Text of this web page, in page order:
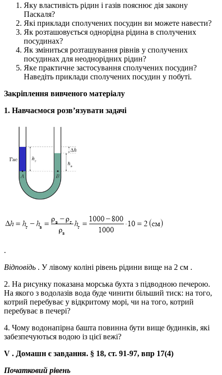
Яку властивість рідин і газів пояснює дія закону
Паскаля?
Які приклади сполучених посудин ви можете навести?
Як розташовується однорідна рідина в сполучених
посудинах?
Як зміниться розташування рівнів у сполучених
посудинах для неоднорідних рідин?
Яке практичне застосування сполучених посудин?
Наведіть приклади сполучених посудин у побуті.
Закріплення вивченого матеріалу
1. Навчаємося розв’язувати задачі
.
Відповідь . У лівому коліні рівень рідини вище на 2 см .
2. На рисунку показана морська бухта з підводною печерою.
На якого з водолазів вода буде чинити більший тиск: на того,
котрий перебуває у відкритому морі, чи на того, котрий
перебуває в печері?
4. Чому водонапірна башта повинна бути вище будинків, які
забезпечуються водою із цієї вежі?
V . Домашн є завдання. § 18, ст. 91-97, впр 17(4)
Початковий рівень